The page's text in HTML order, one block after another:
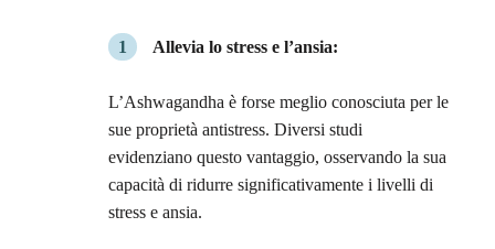
Allevia lo stress e l’ansia:
L’Ashwagandha è forse meglio conosciuta per le
sue proprietà antistress. Diversi studi
evidenziano questo vantaggio, osservando la sua
capacità di ridurre significativamente i livelli di
stress e ansia.